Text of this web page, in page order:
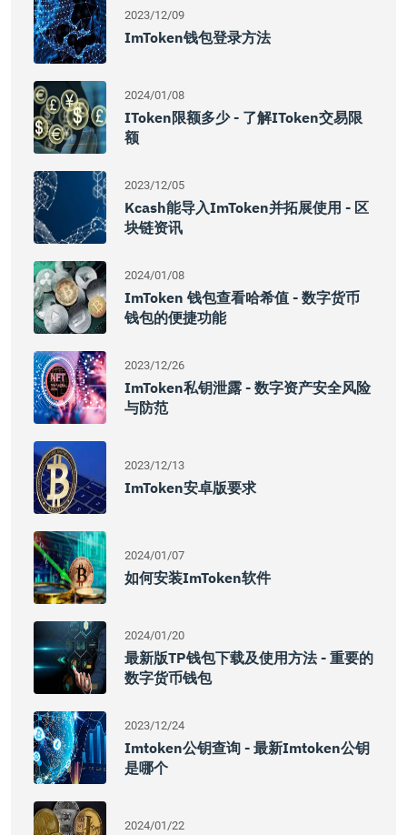
2023/12/09
ImToken钱包登录方法
2024/01/08
IToken限额多少 - 了解iToken交易限
额
2023/12/05
Kcash能导入imToken并拓展使用 - 区
块链资讯
2024/01/08
ImToken 钱包查看哈希值 - 数字货币
钱包的便捷功能
2023/12/26
ImToken私钥泄露 - 数字资产安全风险
与防范
2023/12/13
ImToken安卓版要求
2024/01/07
如何安装imToken软件
2024/01/20
最新版TP钱包下载及使用方法 - 重要的
数字货币钱包
2023/12/24
Imtoken公钥查询 - 最新imtoken公钥
是哪个
2024/01/22